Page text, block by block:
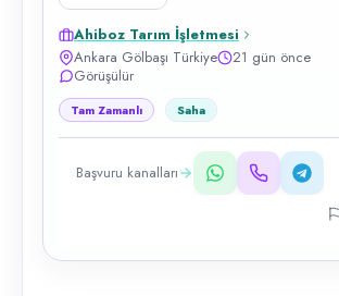
Ahiboz Tarım İşletmesi
Ankara Gölbaşı Türkiye
21 gün önce
Görüşülür
Tam Zamanlı Saha
Başvuru kanalları